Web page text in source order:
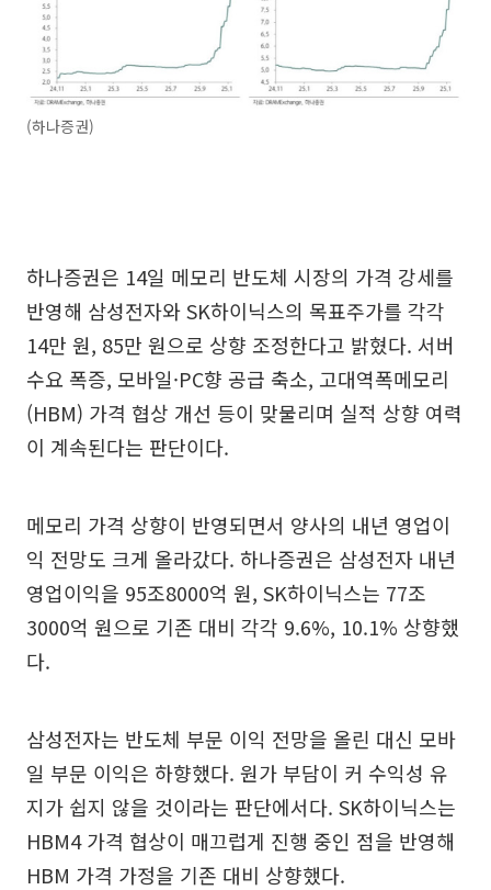
(하나증권)
하나증권은 14일 메모리 반도체 시장의 가격 강세를
반영해 삼성전자와 SK하이닉스의 목표주가를 각각
14만 원, 85만 원으로 상향 조정한다고 밝혔다. 서버
수요 폭증, 모바일·PC향 공급 축소, 고대역폭메모리
(HBM) 가격 협상 개선 등이 맞물리며 실적 상향 여력
이 계속된다는 판단이다.
메모리 가격 상향이 반영되면서 양사의 내년 영업이
익 전망도 크게 올라갔다. 하나증권은 삼성전자 내년
영업이익을 95조8000억 원, SK하이닉스는 77조
3000억 원으로 기존 대비 각각 9.6%, 10.1% 상향했
다.
삼성전자는 반도체 부문 이익 전망을 올린 대신 모바
일 부문 이익은 하향했다. 원가 부담이 커 수익성 유
지가 쉽지 않을 것이라는 판단에서다. SK하이닉스는
HBM4 가격 협상이 매끄럽게 진행 중인 점을 반영해
HBM 가격 가정을 기존 대비 상향했다.